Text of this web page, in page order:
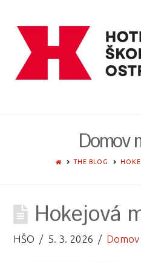
Domov
HOMETHE BLOG
Hokejová
HŠO 5. 3. 2026 Domov